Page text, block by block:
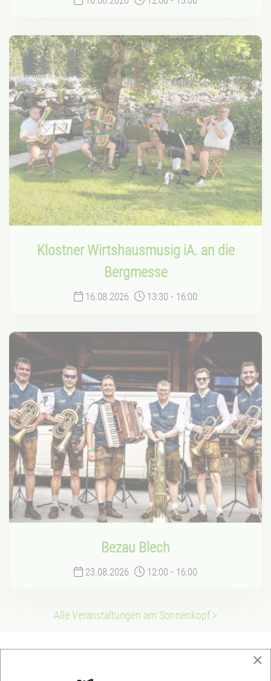
Klostner Wirtshausmusig iA. an die
Bergmesse
16.08.2026 13:30 - 16:00
Bezau Blech
23.08.2026 12:00 - 16:00
Alle Veranstaltungen am Sonnenkopf >
×